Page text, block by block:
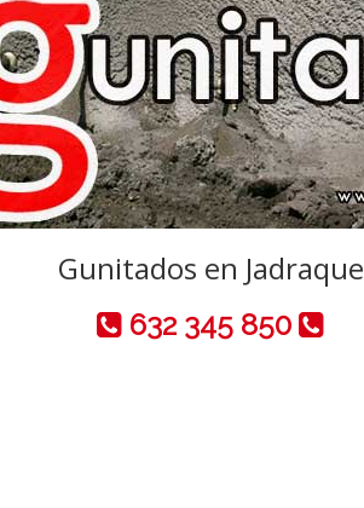
Gunitados en Jadraque
632 345 850